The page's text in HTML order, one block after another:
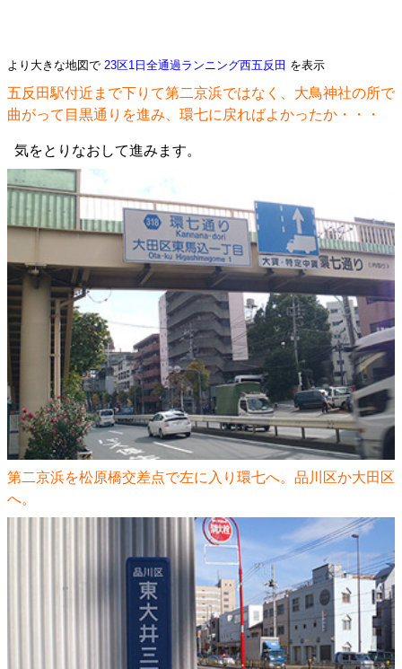
より大きな地図で 23区1日全通過ランニング西五反田 を表示
五反田駅付近まで下りて第二京浜ではなく、大鳥神社の所で
曲がって目黒通りを進み、環七に戻ればよかったか・・・
気をとりなおして進みます。
第二京浜を松原橋交差点で左に入り環七へ。品川区か大田区
へ。